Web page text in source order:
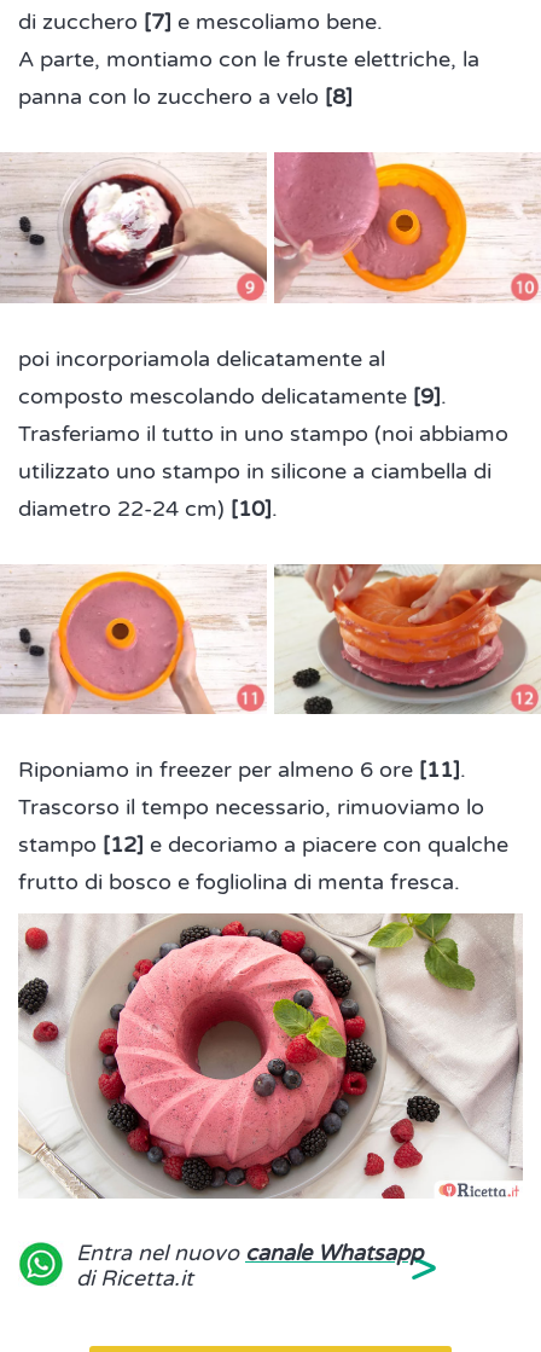
di zucchero [7] e mescoliamo bene.
A parte, montiamo con le fruste elettriche, la
panna con lo zucchero a velo [8]
poi incorporiamola delicatamente al
composto mescolando delicatamente [9].
Trasferiamo il tutto in uno stampo (noi abbiamo
utilizzato uno stampo in silicone a ciambella di
diametro 22-24 cm) [10].
Riponiamo in freezer per almeno 6 ore [11].
Trascorso il tempo necessario, rimuoviamo lo
stampo [12] e decoriamo a piacere con qualche
frutto di bosco e fogliolina di menta fresca.
Entra nel nuovo canale Whatsapp
di Ricetta.it
>